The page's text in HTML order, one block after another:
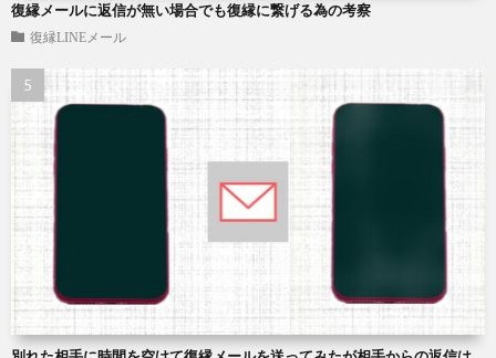
復縁メールに返信が無い場合でも復縁に繋げる為の考察
復縁LINEメール